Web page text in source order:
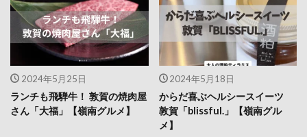
2024年5月25日
ランチも飛騨牛！ 敦賀の焼肉屋
さん「大福」【嶺南グルメ】
2024年5月18日
からだ喜ぶヘルシースイーツ
敦賀「blissful.」【嶺南グル
メ】